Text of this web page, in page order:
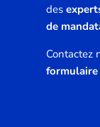
des
de
Contactez
formulaire